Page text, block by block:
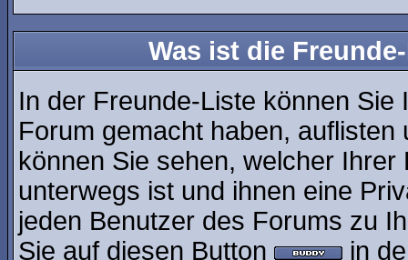
Was ist die
In der Freunde-Liste können
Forum gemacht haben,
können Sie sehen, welcher
unterwegs ist und ihnen eine
jeden Benutzer des Forums zu
Sie auf diesen Button
in